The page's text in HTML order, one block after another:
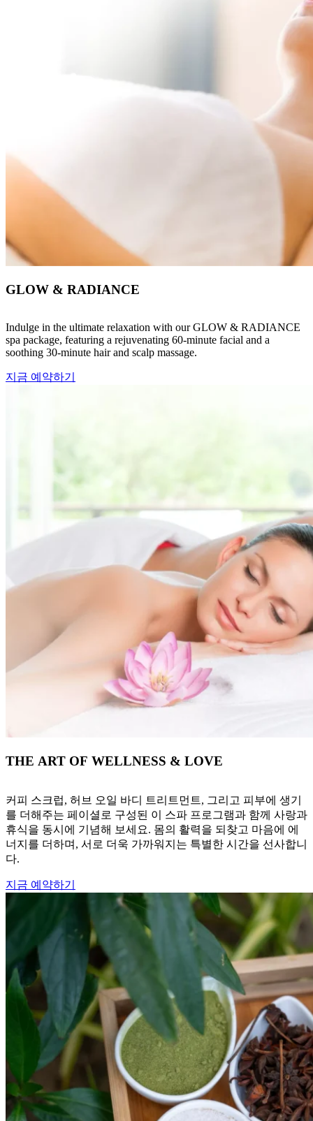
GLOW & RADIANCE
Indulge in the ultimate relaxation with our GLOW & RADIANCE
spa package, featuring a rejuvenating 60-minute facial and a
soothing 30-minute hair and scalp massage.
지금 예약하기
THE ART OF WELLNESS & LOVE
커피 스크럽, 허브 오일 바디 트리트먼트, 그리고 피부에 생기
를 더해주는 페이셜로 구성된 이 스파 프로그램과 함께 사랑과
휴식을 동시에 기념해 보세요. 몸의 활력을 되찾고 마음에 에
너지를 더하며, 서로 더욱 가까워지는 특별한 시간을 선사합니
다.
지금 예약하기